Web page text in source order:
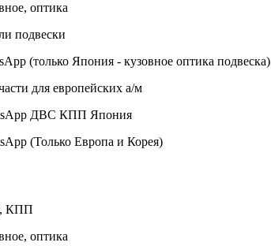
оптика
подвески
(только Япония - кузовное оптика подвеска)
для европейских а/м
ДВС КПП Япония
(Только Европа и Корея)
КПП
оптика